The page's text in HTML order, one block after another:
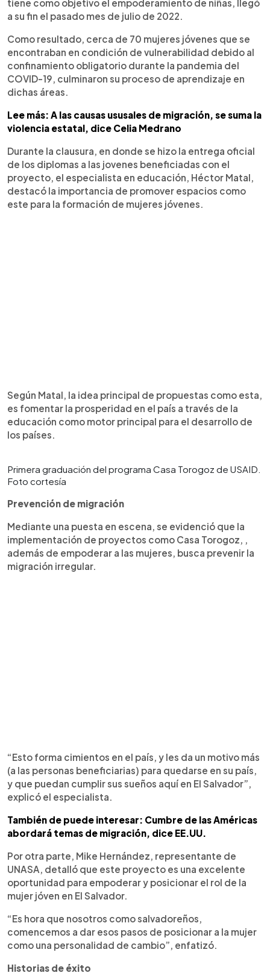
tiene como objetivo el empoderamiento de niñas, llegó
a su fin el pasado mes de julio de 2022.
Como resultado, cerca de 70 mujeres jóvenes que se
encontraban en condición de vulnerabilidad debido al
confinamiento obligatorio durante la pandemia del
COVID-19, culminaron su proceso de aprendizaje en
dichas áreas.
Lee más: A las causas ususales de migración, se suma la
violencia estatal, dice Celia Medrano
Durante la clausura, en donde se hizo la entrega oficial
de los diplomas a las jovenes beneficiadas con el
proyecto, el especialista en educación, Héctor Matal,
destacó la importancia de promover espacios como
este para la formación de mujeres jóvenes.
Según Matal, la idea principal de propuestas como esta,
es fomentar la prosperidad en el país a través de la
educación como motor principal para el desarrollo de
los países.
Primera graduación del programa Casa Torogoz de USAID.
Foto cortesía
Prevención de migración
Mediante una puesta en escena, se evidenció que la
implementación de proyectos como Casa Torogoz, ,
además de empoderar a las mujeres, busca prevenir la
migración irregular.
“Esto forma cimientos en el país, y les da un motivo más
(a las personas beneficiarias) para quedarse en su país,
y que puedan cumplir sus sueños aquí en El Salvador”,
explicó el especialista.
También de puede interesar: Cumbre de las Américas
abordará temas de migración, dice EE.UU.
Por otra parte, Mike Hernández, representante de
UNASA, detalló que este proyecto es una excelente
oportunidad para empoderar y posicionar el rol de la
mujer jóven en El Salvador.
“Es hora que nosotros como salvadoreños,
comencemos a dar esos pasos de posicionar a la mujer
como una personalidad de cambio”, enfatizó.
Historias de éxito